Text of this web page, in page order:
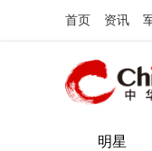
首页 资讯
明星